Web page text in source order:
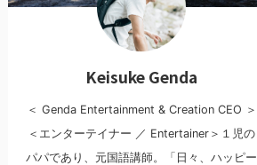
Keisuke Genda
＜ Genda Entertainment & Creation CEO ＞
＜エンターテイナー ／ Entertainer＞１児の
パパであり、元国語講師。「日々、ハッピー